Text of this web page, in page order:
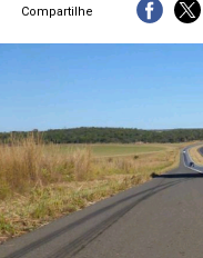
Compartilhe